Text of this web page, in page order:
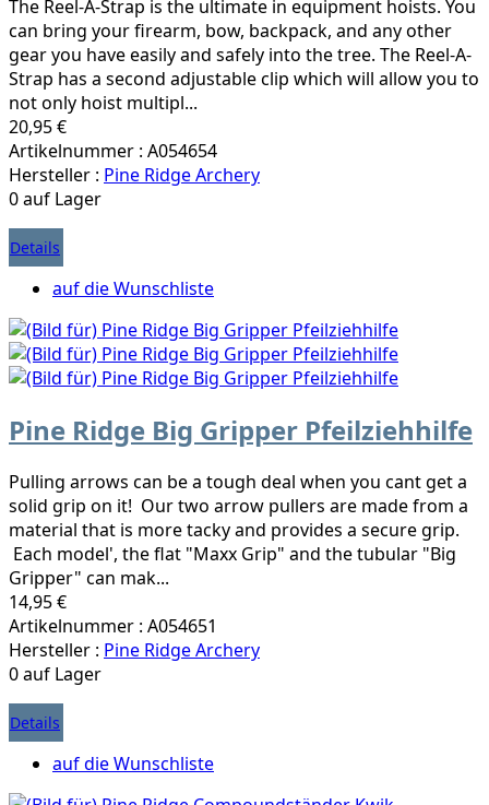
The Reel-A-Strap is the ultimate in equipment hoists. You
can bring your firearm, bow, backpack, and any other
gear you have easily and safely into the tree. The Reel-A-
Strap has a second adjustable clip which will allow you to
not only hoist multipl...
20,95 €
Artikelnummer : A054654
Hersteller : Pine Ridge Archery
0 auf Lager
Details
auf die Wunschliste
Pine Ridge Big Gripper Pfeilziehhilfe
Pulling arrows can be a tough deal when you cant get a
solid grip on it! Our two arrow pullers are made from a
material that is more tacky and provides a secure grip.
Each model', the flat "Maxx Grip" and the tubular "Big
Gripper" can mak...
14,95 €
Artikelnummer : A054651
Hersteller : Pine Ridge Archery
0 auf Lager
Details
auf die Wunschliste